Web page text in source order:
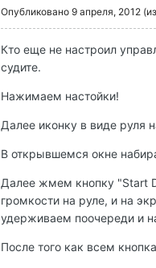
Опубликовано 9 апреля, 2012
Кто еще не настроил
судите.
Нажимаем настойки!
Далее иконку в виде руля
В открывшемся окне
Далее жмем кнопку "Start
громкости на руле, и на
удерживаем поочереди и
После того как всем